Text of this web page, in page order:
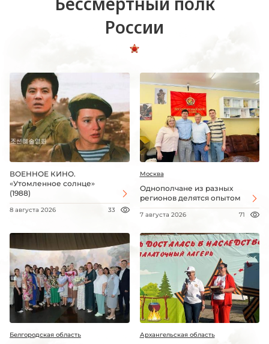
России
ВОЕННОЕ КИНО.
«Утомленное солнце»
(1988)
8 августа 2026 33
Москва
Однополчане из разных
регионов делятся опытом
7 августа 2026 71
Белгородская область Архангельская область